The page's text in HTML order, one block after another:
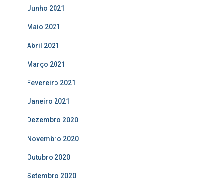
Junho 2021
Maio 2021
Abril 2021
Março 2021
Fevereiro 2021
Janeiro 2021
Dezembro 2020
Novembro 2020
Outubro 2020
Setembro 2020